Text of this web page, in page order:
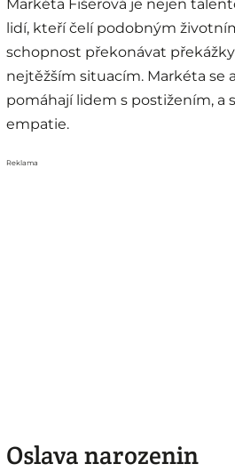
Markéta Fišerová je nejen
lidí, kteří čelí podobným
schopnost překonávat
nejtěžším situacím. Markéta
pomáhají lidem s postižením, a
empatie.
Reklama
Oslava narozenin